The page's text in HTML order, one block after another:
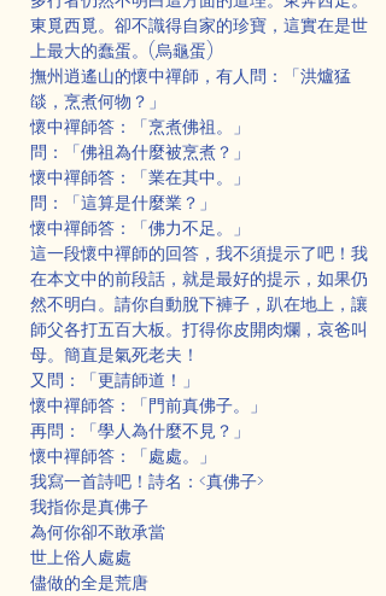
東覓西覓。卻不識得自家的珍寶，這實在是世
上最大的蠢蛋。(烏龜蛋)
撫州逍遙山的懷中禪師，有人問：「洪爐猛
燄，烹煮何物？」
懷中禪師答：「烹煮佛祖。」
問：「佛祖為什麼被烹煮？」
懷中禪師答：「業在其中。」
問：「這算是什麼業？」
懷中禪師答：「佛力不足。」
這一段懷中禪師的回答，我不須提示了吧！我
在本文中的前段話，就是最好的提示，如果仍
然不明白。請你自動脫下褲子，趴在地上，讓
師父各打五百大板。打得你皮開肉爛，哀爸叫
母。簡直是氣死老夫！
又問：「更請師道！」
懷中禪師答：「門前真佛子。」
再問：「學人為什麼不見？」
懷中禪師答：「處處。」
我寫一首詩吧！詩名：<真佛子>
我指你是真佛子
為何你卻不敢承當
世上俗人處處
儘做的全是荒唐